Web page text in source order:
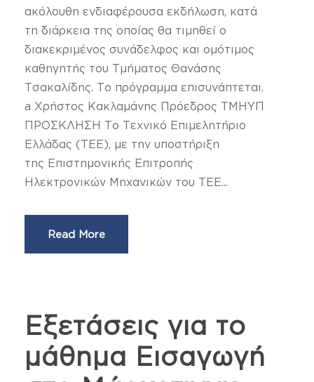
ακόλουθη ενδιαφέρουσα εκδήλωση, κατά
τη διάρκεια της οποίας θα τιμηθεί ο
διακεκριμένος συνάδελφος και ομότιμος
καθηγητής του Τμήματος Θανάσης
Τσακαλίδης. Το πρόγραμμα επισυνάπτεται.
a Χρήστος Κακλαμάνης Πρόεδρος ΤΜΗΥΠ
ΠΡΟΣΚΛΗΣΗ Το Τεχνικό Επιμελητήριο
Ελλάδας (ΤΕΕ), με την υποστήριξη
της Επιστημονικής Επιτροπής
Ηλεκτρονικών Μηχανικών του ΤΕΕ...
Read More
Eξετάσεις για το
μάθημα Εισαγωγή